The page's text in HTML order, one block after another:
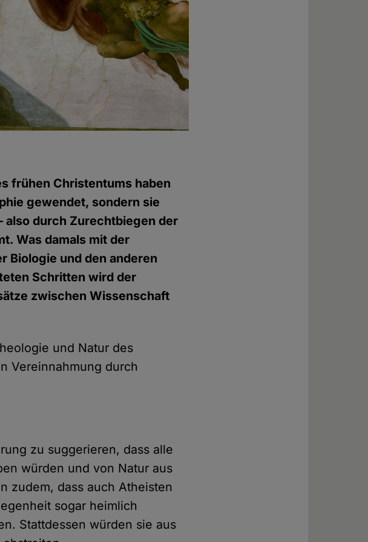
frühen Christentums haben
gewendet, sondern sie
also durch Zurechtbiegen der
Was damals mit der
Biologie und den anderen
Schritten wird der
zwischen Wissenschaft
und Natur des
Vereinnahmung durch
zu suggerieren, dass alle
würden und von Natur aus
zudem, dass auch Atheisten
sogar heimlich
Stattdessen würden sie aus